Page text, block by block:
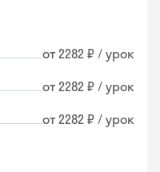
от 2282 ₽ / урок
от 2282 ₽ / урок
от 2282 ₽ / урок